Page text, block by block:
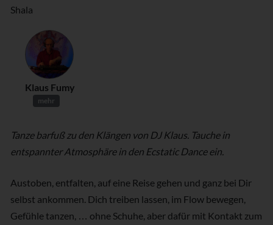
Shala
Klaus Fumy
mehr
Tanze barfuß zu den Klängen von DJ Klaus. Tauche in
entspannter Atmosphäre in den Ecstatic Dance ein.
Austoben, entfalten, auf eine Reise gehen und ganz bei Dir
selbst ankommen. Dich treiben lassen, im Flow bewegen,
Gefühle tanzen, … ohne Schuhe, aber dafür mit Kontakt zum